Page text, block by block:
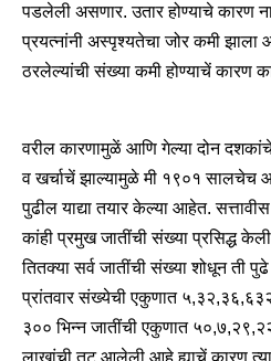
पडलेली असणार. उतार होण्याचे कारण
प्रयत्नांनी अस्पृश्यतेचा जोर कमी
ठरलेल्यांची संख्या कमी होण्याचें कारण
वरील कारणामुळें आणि गेल्या दोन दशकांचे
व खर्चाचें झाल्यामुळे मी १९०१ सालचेच
पुढील याद्या तयार केल्या आहेत. सत्तावीस
कांही प्रमुख जातींची संख्या प्रसिद्ध
तितक्या सर्व जातींची संख्या शोधून ती
प्रांतवार संख्येची एकुणात
३०० भिन्न जातींची एकुणात
लाखांची तूट आलेली आहे ह्याचें कारण